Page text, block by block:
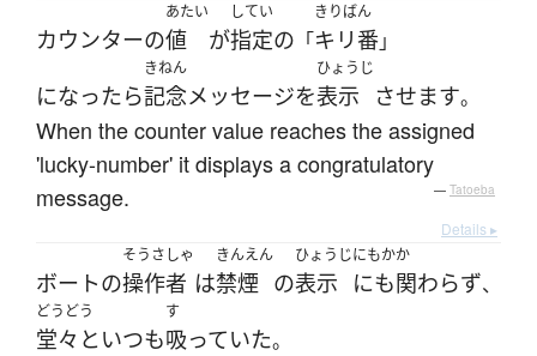
カウンターの
あたい
値 が
してい
指定の 「
きりばん
キリ番」
になったら
きねん
記念メッセージを
ひょうじ
表示 させます。
When the counter value reaches the assigned
'lucky-number' it displays a congratulatory
message.
— Tatoeba
Details ▸
ボートの
そうさしゃ
操作者 は
きんえん
禁煙 の
ひょうじ
表示
にもかか
にも関わらず、
どうどう
堂々といつも
す
吸っていた。